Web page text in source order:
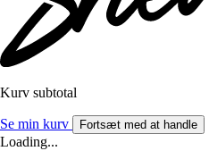
Kurv subtotal
Se min kurv Fortsæt med at handle
Loading...